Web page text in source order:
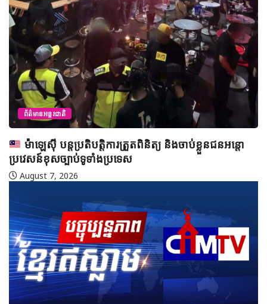
ព័ត៌មានអន្តរជាតិ
ាឡេស៊ី បន្តប្រតិបត្តិការត្រួតពិនិត្យ និងចាប់ខ្លួនជនអន្តោ
សន៍ខុសច្បាប់ទូទាំងប្រទេស
7, 2026